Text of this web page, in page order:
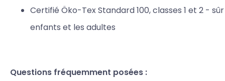
Certifié Öko-Tex Standard 100, classes 1 et 2 -
enfants et les adultes
Questions fréquemment posées :